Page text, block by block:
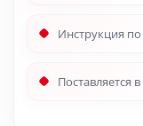
Инструкция
Поставляется